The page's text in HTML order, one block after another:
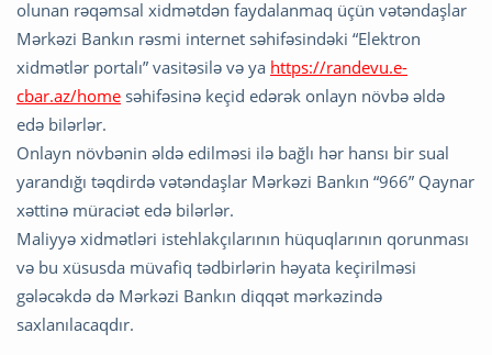
olunan rəqəmsal xidmətdən faydalanmaq üçün vətəndaşlar
Mərkəzi Bankın rəsmi internet səhifəsindəki “Elektron
xidmətlər portalı” vasitəsilə və ya https://randevu.e-
cbar.az/home səhifəsinə keçid edərək onlayn növbə əldə
edə bilərlər.
Onlayn növbənin əldə edilməsi ilə bağlı hər hansı bir sual
yarandığı təqdirdə vətəndaşlar Mərkəzi Bankın “966” Qaynar
xəttinə müraciət edə bilərlər.
Maliyyə xidmətləri istehlakçılarının hüquqlarının qorunması
və bu xüsusda müvafiq tədbirlərin həyata keçirilməsi
gələcəkdə də Mərkəzi Bankın diqqət mərkəzində
saxlanılacaqdır.